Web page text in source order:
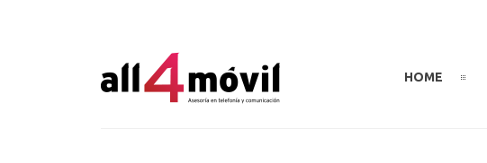
HOME